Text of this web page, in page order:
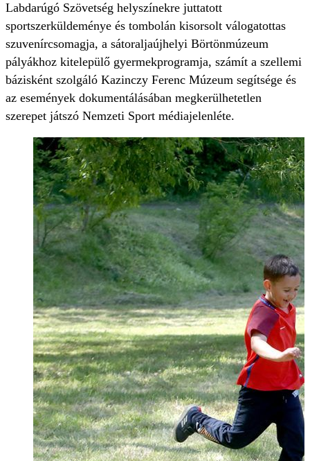
Labdarúgó Szövetség helyszínekre juttatott
sportszerküldeménye és tombolán kisorsolt válogatottas
szuvenírcsomagja, a sátoraljaújhelyi Börtönmúzeum
pályákhoz kitelepülő gyermekprogramja, számít a szellemi
bázisként szolgáló Kazinczy Ferenc Múzeum segítsége és
az események dokumentálásában megkerülhetetlen
szerepet játszó Nemzeti Sport médiajelenléte.